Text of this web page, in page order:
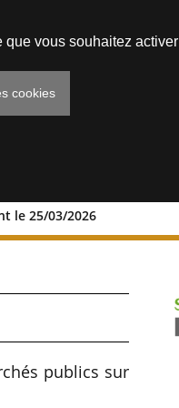
le 25/03/2026
l’habitat et
publics sur
vous souhaitez activer
cookies